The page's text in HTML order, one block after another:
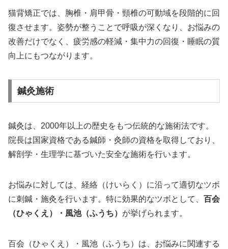
猫背矯正では、胸椎・肩甲骨・頸椎の可動域を段階的に回
復させます。姿勢が整うことで呼吸が深くなり、お悩みの
改善だけでなく、疲労感の軽減・集中力の回復・睡眠の質
向上にもつながります。
鍼灸施術
鍼灸は、2000年以上の歴史をもつ伝統的な施術法です。
院長は国家資格である鍼師・灸師の資格を取得しており、
解剖学・生理学に基づいた安全な施術を行います。
お悩みに対しては、経絡（けいらく）に沿って適切なツボ
に刺鍼・施灸を行います。特に効果的なツボとして、 百会
（ひゃくえ）・風池（ふうち） が挙げられます。
百会（ひゃくえ）・風池（ふうち）は、お悩みに関連する